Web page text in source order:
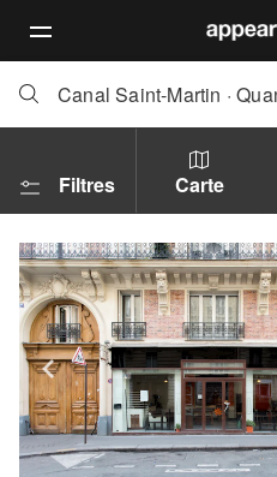
Canal Saint-Martin ·
Filtres Carte
Show previous slide